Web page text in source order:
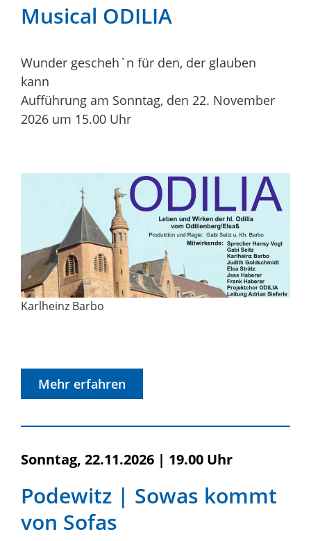
Musical ODILIA
Wunder gescheh`n für den, der glauben
kann
Aufführung am Sonntag, den 22. November
2026 um 15.00 Uhr
Karlheinz Barbo
Mehr erfahren
Sonntag, 22.11.2026 | 19.00 Uhr
Podewitz | Sowas kommt
von Sofas